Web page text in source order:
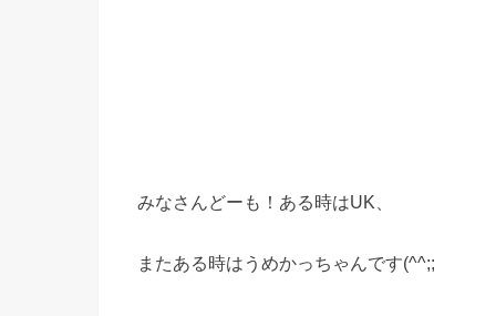
みなさんどーも！ある時はUK、
またある時はうめかっちゃんです(^^;;